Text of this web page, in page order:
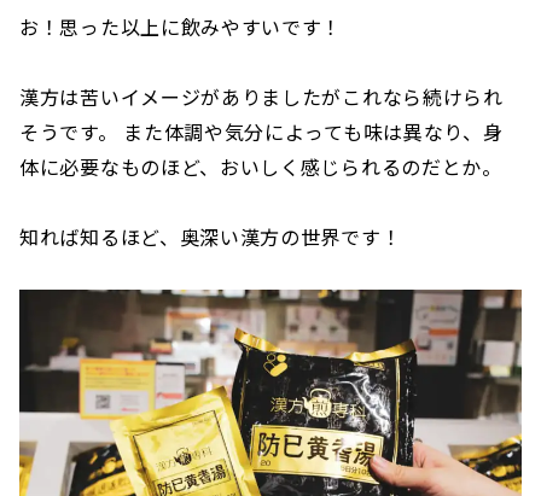
お！思った以上に飲みやすいです！
漢方は苦いイメージがありましたがこれなら続けられ
そうです。 また体調や気分によっても味は異なり、身
体に必要なものほど、おいしく感じられるのだとか。
知れば知るほど、奥深い漢方の世界です！